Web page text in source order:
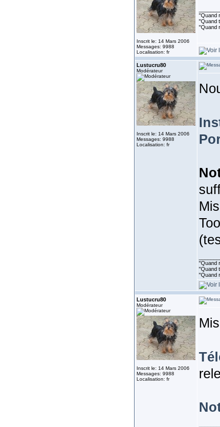
Inscrit le: 14 Mars 2006
Messages: 9988
Localisation: fr
"Quand
"Quand
"Quand
Lustucru80
Modérateur
Inscrit le: 14 Mars 2006
Messages: 9988
Localisation: fr
"Quand
"Quand
"Quand
Lustucru80
Modérateur
Inscrit le: 14 Mars 2006
Messages: 9988
Localisation: fr